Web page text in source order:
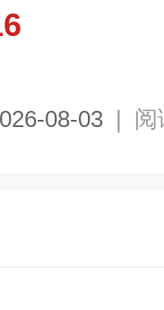
08-03 | 阅